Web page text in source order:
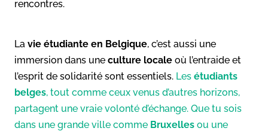
rencontres.
La vie étudiante en Belgique, c’est aussi une
immersion dans une culture locale où l’entraide et
l’esprit de solidarité sont essentiels. Les étudiants
belges, tout comme ceux venus d’autres horizons,
partagent une vraie volonté d’échange. Que tu sois
dans une grande ville comme Bruxelles ou une